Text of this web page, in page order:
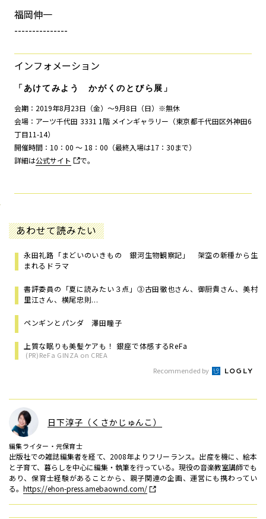
福岡伸一
---------------
インフォメーション
「あけてみよう かがくのとびら展」
会期：2019年8月23日（金）～9月8日（日）※無休
会場：アーツ千代田 3331 1階 メインギャラリー（東京都千代田区外神田6
丁目11-14）
開催時間：10：00 ～ 18：00（最終入場は17：30まで）
詳細は公式サイト で。
あわせて読みたい
永田礼路「まどいのいきもの 銀河生物観察記」 架空の新種から生
まれるドラマ
書評委員の「夏に読みたい３点」③古田徹也さん、御厨貴さん、美村
里江さん、横尾忠則...
ペンギンとパンダ 澤田瞳子
上質な眠りも美髪ケアも！ 銀座で体感するReFa
(PR)ReFa GINZA on CREA
Recommended by
日下淳子（くさかじゅんこ）
編集ライター・元保育士
出版社での雑誌編集者を経て、2008年よりフリーランス。出産を機に、絵本
と子育て、暮らしを中心に編集・執筆を行っている。現役の音楽教室講師でも
あり、保育士経験があることから、親子関連の企画、運営にも携わってい
る。 https://ehon-press.amebaownd.com/